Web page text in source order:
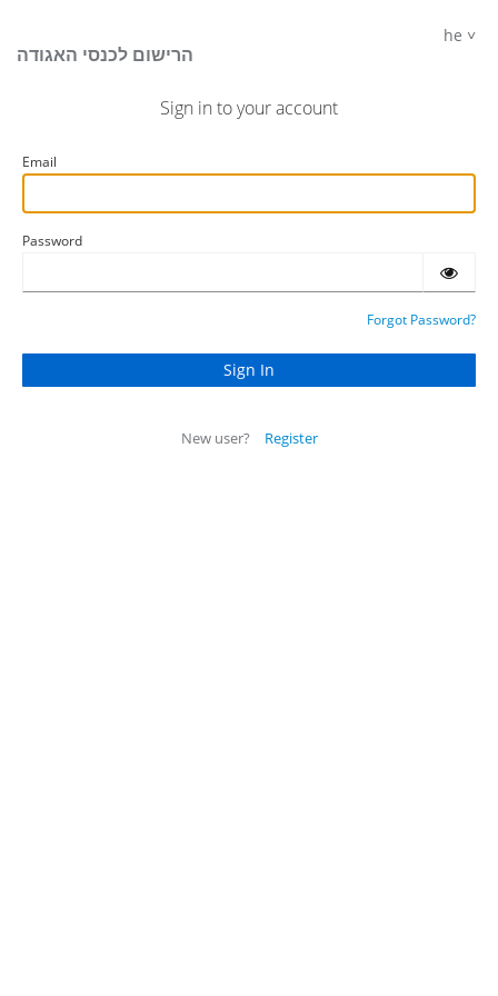
הרישום לכנסי האגודה
he
Sign in to your account
Email
Password
Forgot Password?
New user? Register